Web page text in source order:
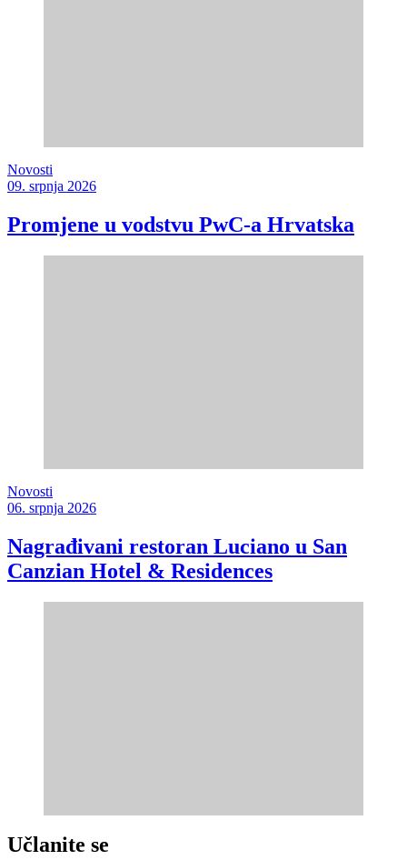
Novosti
09. srpnja 2026
Promjene u vodstvu PwC-a Hrvatska
Novosti
06. srpnja 2026
Nagrađivani restoran Luciano u San
Canzian Hotel & Residences
Učlanite se